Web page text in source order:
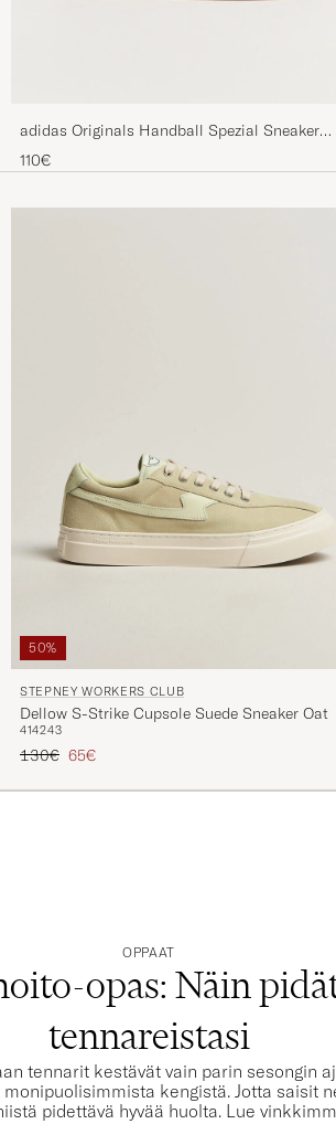
adidas Originals Handball Spezial Sneaker
Maroon/White
110€
50%
STEPNEY WORKERS CLUB
Dellow S-Strike Cupsole Suede Sneaker Oat
414243
Tavallinen hinta
130€ Alennettu hinta
65€
OPPAAT
opas: Näin
tennareistasi
tennarit kestävät vain parin sesongin
kengistä. Jotta saisit
pidettävä hyvää huolta. Lue